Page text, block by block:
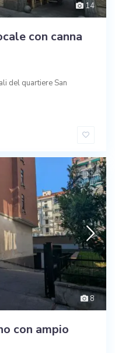
14
con canna
del quartiere San
8
con ampio